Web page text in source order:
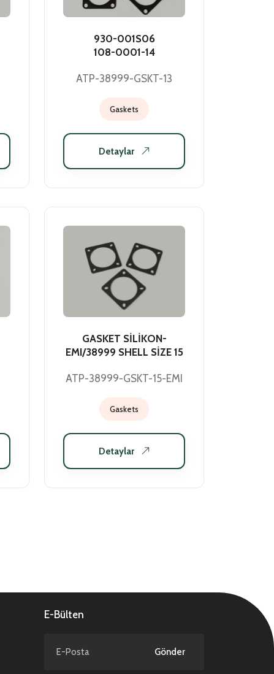
930-001S06
108-0001-14
ATP-38999-GSKT-13
Gaskets
Detaylar
GASKET SİLİKON-
EMI/38999 SHELL SİZE 15
ATP-38999-GSKT-15-EMI
Gaskets
Detaylar
E-Bülten
Gönder